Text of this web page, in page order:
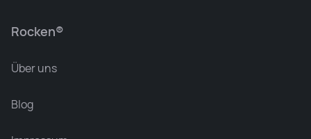
Rocken®
Über uns
Blog